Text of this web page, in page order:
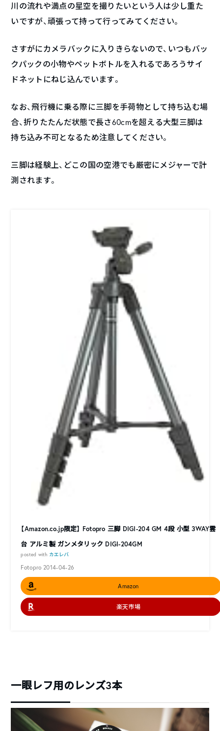
川の流れや満点の星空を撮りたいという人は少し重た
いですが、頑張って持って行ってみてください。
さすがにカメラバックに入りきらないので、いつもバッ
クパックの小物やペットボトルを入れるであろうサイ
ドネットにねじ込んでいます。
なお、飛行機に乗る際に三脚を手荷物として持ち込む場
合、折りたたんだ状態で長さ60cmを超える大型三脚は
持ち込み不可となるため注意してください。
三脚は経験上、どこの国の空港でも厳密にメジャーで計
測されます。
【Amazon.co.jp限定】 Fotopro 三脚 DIGI-204 GM 4段 小型 3WAY雲
台 アルミ製 ガンメタリック DIGI-204GM
posted with カエレバ
Fotopro 2014-04-26
Amazon
楽天市場
一眼レフ用のレンズ3本